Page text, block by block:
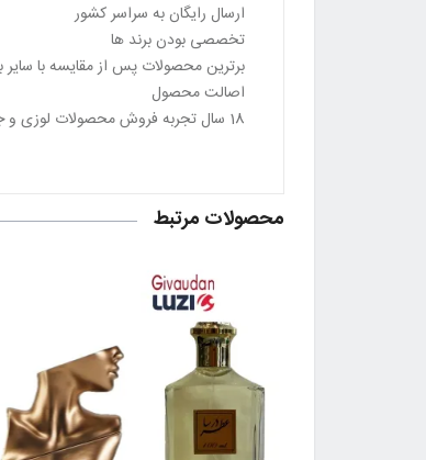
ارسال رایگان به سراسر کشور
تخصصی بودن برند ها
برترین محصولات پس از مقایسه با سایر
اصالت محصول
18 سال تجربه فروش محصولات لوزی و جیوادان
محصولات مرتبط